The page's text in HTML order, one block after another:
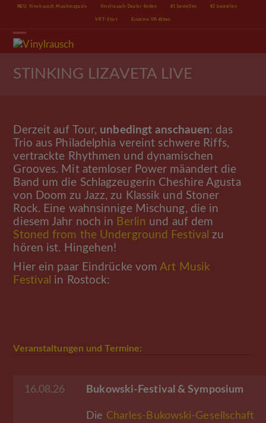
Skip
content
NEU: Vinylrausch Musikmagazin Vinylrausch-Dealer finden #1 bestellen #2 bestellen
VR T-Shirt Einzelne VR-Alben
Open
mobile
menu
Close
mobile
menu
STINKING LIZAVETA LIVE
Derzeit auf Tour, unbedingt anschauen: das
Trio aus Philadelphia vereint schwere Riffs,
vertrackte Rhythmen und dynamischen
Grooves. Mit atemloser Power mäandert die
Band um die Schlagzeugerin Cheshire Agusta
von Doom zu Jazz, zu Klassik und Stoner
Rock. Eine wahnsinnige Mischung, die in
diesem Jahr noch in Berlin und auf dem
Stoned from the Underground Festival zu
hören ist. Hingehen!
Hier ein paar Eindrücke vomArt Musik
Festival in Rostock:
Veranstaltungen und Termine:
16.08.26 Bukowski-Festival & Symposium
Die Charles-Bukowski-Gesellschaft